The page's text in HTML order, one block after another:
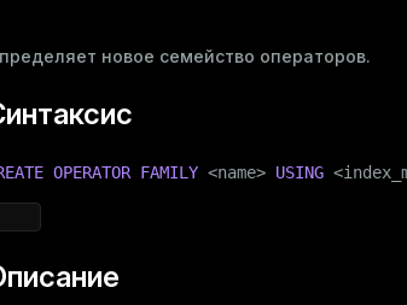
новое семейство операторов.
OPERATOR FAMILY <name> USING